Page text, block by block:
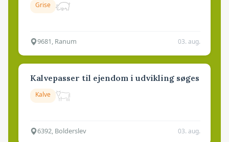
Grise
9681, Ranum 03. aug.
Kalvepasser til ejendom i udvikling søges
Kalve
6392, Bolderslev 03. aug.